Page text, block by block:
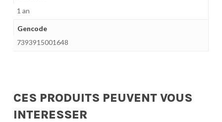
1 an
Gencode
7393915001648
CES PRODUITS PEUVENT VOUS
INTERESSER